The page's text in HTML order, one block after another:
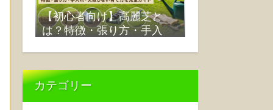
【初心者向け】高麗芝と
は？特徴・張り方・手入
カテゴリー